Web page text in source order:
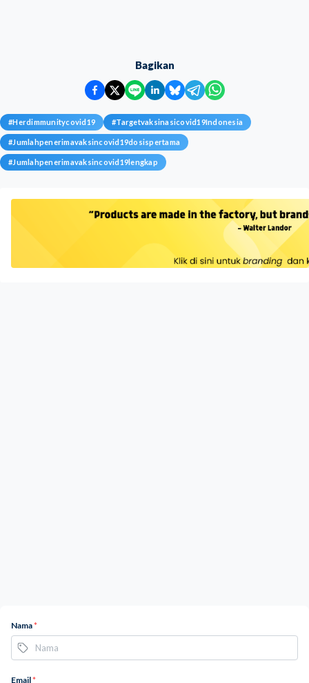
Bagikan
#Herdimmunitycovid19 #Targetvaksinasicovid19Indonesia
#Jumlahpenerimavaksincovid19dosispertama
#Jumlahpenerimavaksincovid19lengkap
Nama*
Email*